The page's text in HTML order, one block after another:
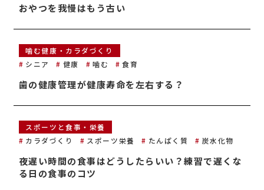
おやつを我慢はもう古い
噛む健康・カラダづくり
シニア
健康 噛む 食育
歯の健康管理が健康寿命を左右する？
スポーツと食事・栄養
カラダづくり
スポーツ栄養 たんぱく質 炭水化物
夜遅い時間の食事はどうしたらいい？練習で遅くな
る日の食事のコツ